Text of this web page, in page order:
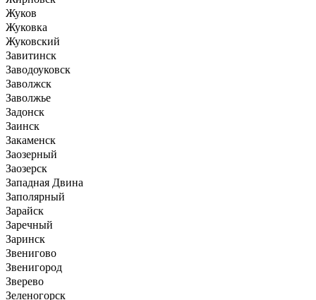
Жуков
Жуковка
Жуковский
Завитинск
Заводоуковск
Заволжск
Заволжье
Задонск
Заинск
Закаменск
Заозерный
Заозерск
Западная Двина
Заполярный
Зарайск
Заречный
Заринск
Звенигово
Звенигород
Зверево
Зеленогорск